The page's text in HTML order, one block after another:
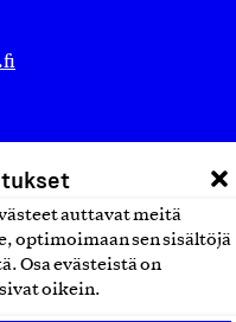
auttavat meitä
optimoimaan sen sisältöjä
Osa evästeistä on
oikein.